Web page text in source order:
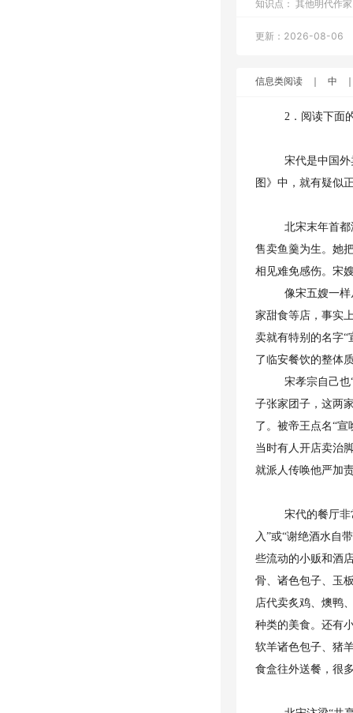
知识点： 其他明代作
更新：2026-08-06
信息类阅读 ｜ 中
2．阅读下面
宋代是中国
图》中，就有疑似
北宋末年首
售卖鱼羹为生。她
相见难免感伤。宋
像宋五嫂一
家甜食等店，事实
卖就有特别的名字“
了临安餐饮的整体
宋孝宗自己
子张家团子，这两
了。被帝王点名“
当时有人开店卖治
就派人传唤他严加
宋代的餐厅
入”或“谢绝酒水自
些流动的小贩和酒
骨、诸色包子、玉
店代卖炙鸡、燠鸭
种类的美食。还有
软羊诸色包子、猪
食盒往外送餐，很